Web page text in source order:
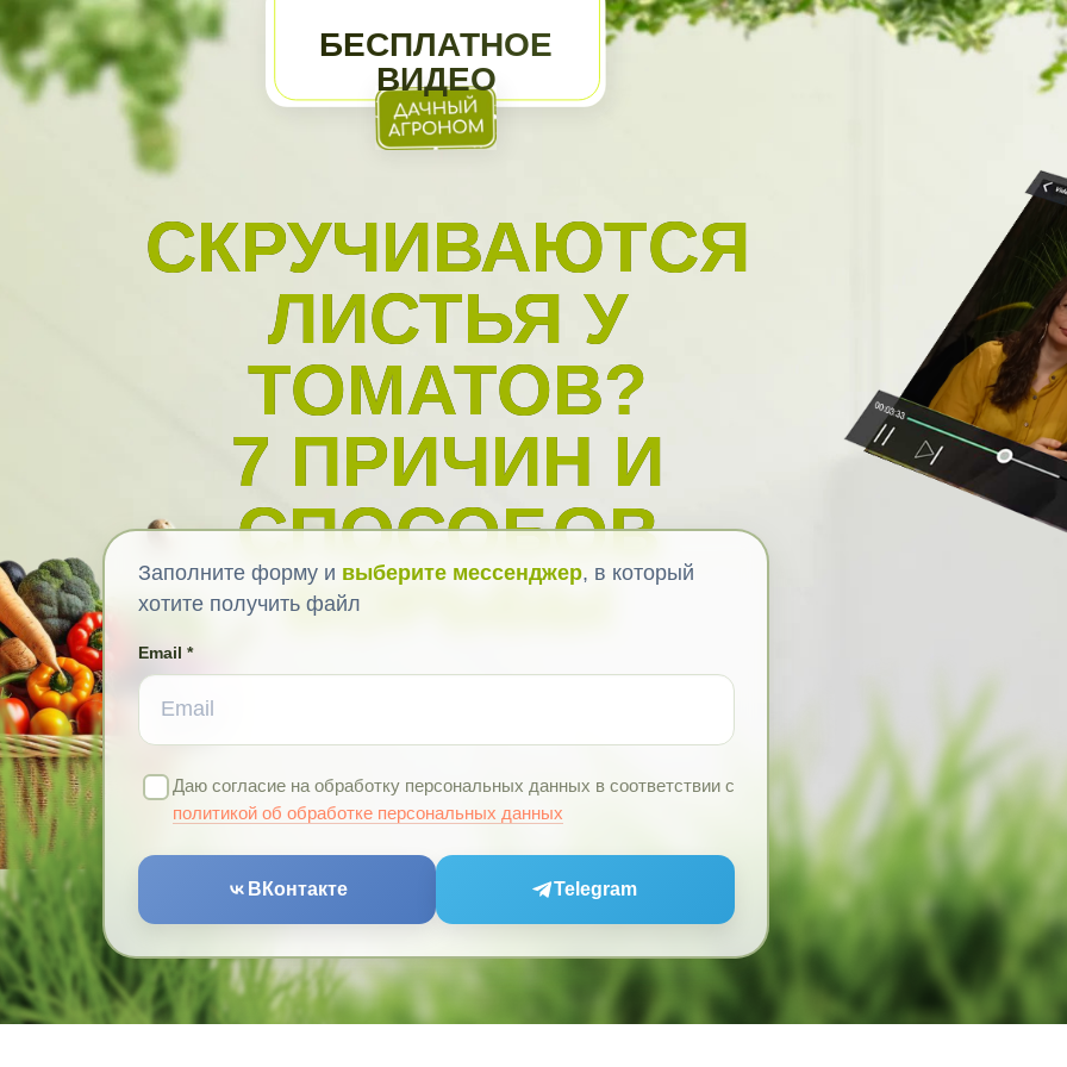
СКРУЧИВАЮТСЯ
ЛИСТЬЯ У
ТОМАТОВ?
7 ПРИЧИН И
СПОСОБОВ
БОРЬБЫ
БЕСПЛАТНОЕ
ВИДЕО
Заполните форму и выберите мессенджер, в который
хотите получить файл
Email *
Даю согласие на обработку персональных данных в соответствии с
политикой об обработке персональных данных
ВКонтакте Telegram